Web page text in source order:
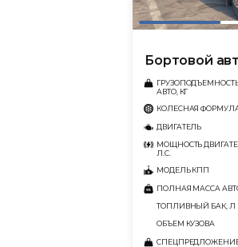
Бортовой
АВТО, КГ
КОЛЕСНАЯ
ДВИГАТЕЛЬ
МОЩНОСТЬ
Л.С.
МОДЕЛЬ КПП
ПОЛНАЯ МАССА
ТОПЛИВНЫЙ БАК, Л
ОБЪЕМ КУЗОВА